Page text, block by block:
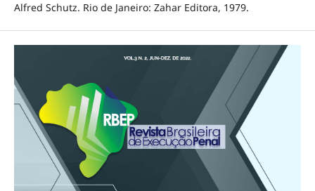
Alfred Schutz. Rio de Janeiro: Zahar Editora, 1979.